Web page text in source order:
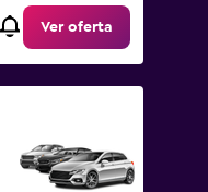
Ver oferta